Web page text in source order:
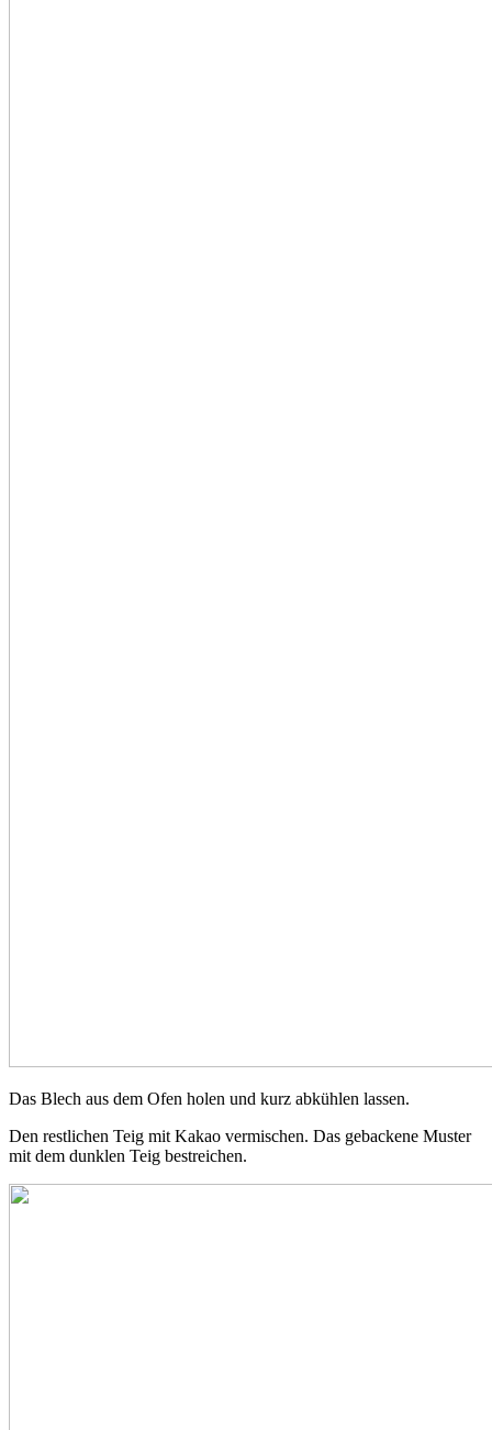
Das Blech aus dem Ofen holen und kurz abkühlen lassen.
Den restlichen Teig mit Kakao vermischen. Das gebackene Muster
mit dem dunklen Teig bestreichen.